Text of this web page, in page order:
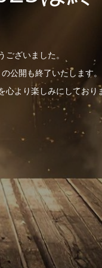
ざいました。
公開も終了いたします。
心より楽しみにしており